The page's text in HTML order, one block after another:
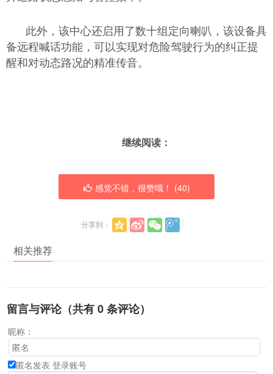
此外，该中心还启用了数十组定向喇叭，该设备具
备远程喊话功能，可以实现对危险驾驶行为的纠正提
醒和对动态路况的精准传音。
继续阅读：
感觉不错，很赞哦！ (40)
分享到：
相关推荐
留言与评论（共有0条评论）
昵称：
匿名发表 登录账号